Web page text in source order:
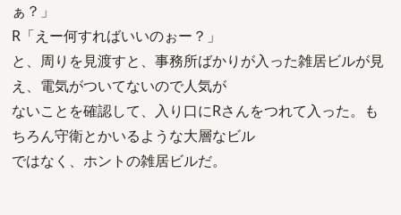
ぁ？」
R「えー何すればいいのぉー？」
と、周りを見渡すと、事務所ばかりが入った雑居ビルが見
え、電気がついてないので人気が
ないことを確認して、入り口にRさんをつれて入った。も
ちろん守衛とかいるような大層なビル
ではなく、ホントの雑居ビルだ。